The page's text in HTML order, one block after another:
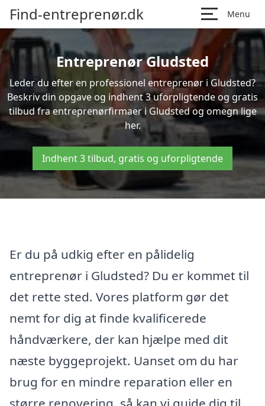
Find-entreprenør.dk Menu
Entreprenør Gludsted
Leder du efter en professionel entreprenør i Gludsted?
Beskriv din opgave og indhent 3 uforpligtende og gratis
tilbud fra entreprenørfirmaer i Gludsted og omegn lige
her.
Indhent 3 tilbud, gratis og uforpligtende
Er du på udkig efter en pålidelig
entreprenør i Gludsted? Du er kommet til
det rette sted. Vores platform gør det
nemt for dig at finde kvalificerede
håndværkere, der kan hjælpe med dit
næste byggeprojekt. Uanset om du har
brug for en mindre reparation eller en